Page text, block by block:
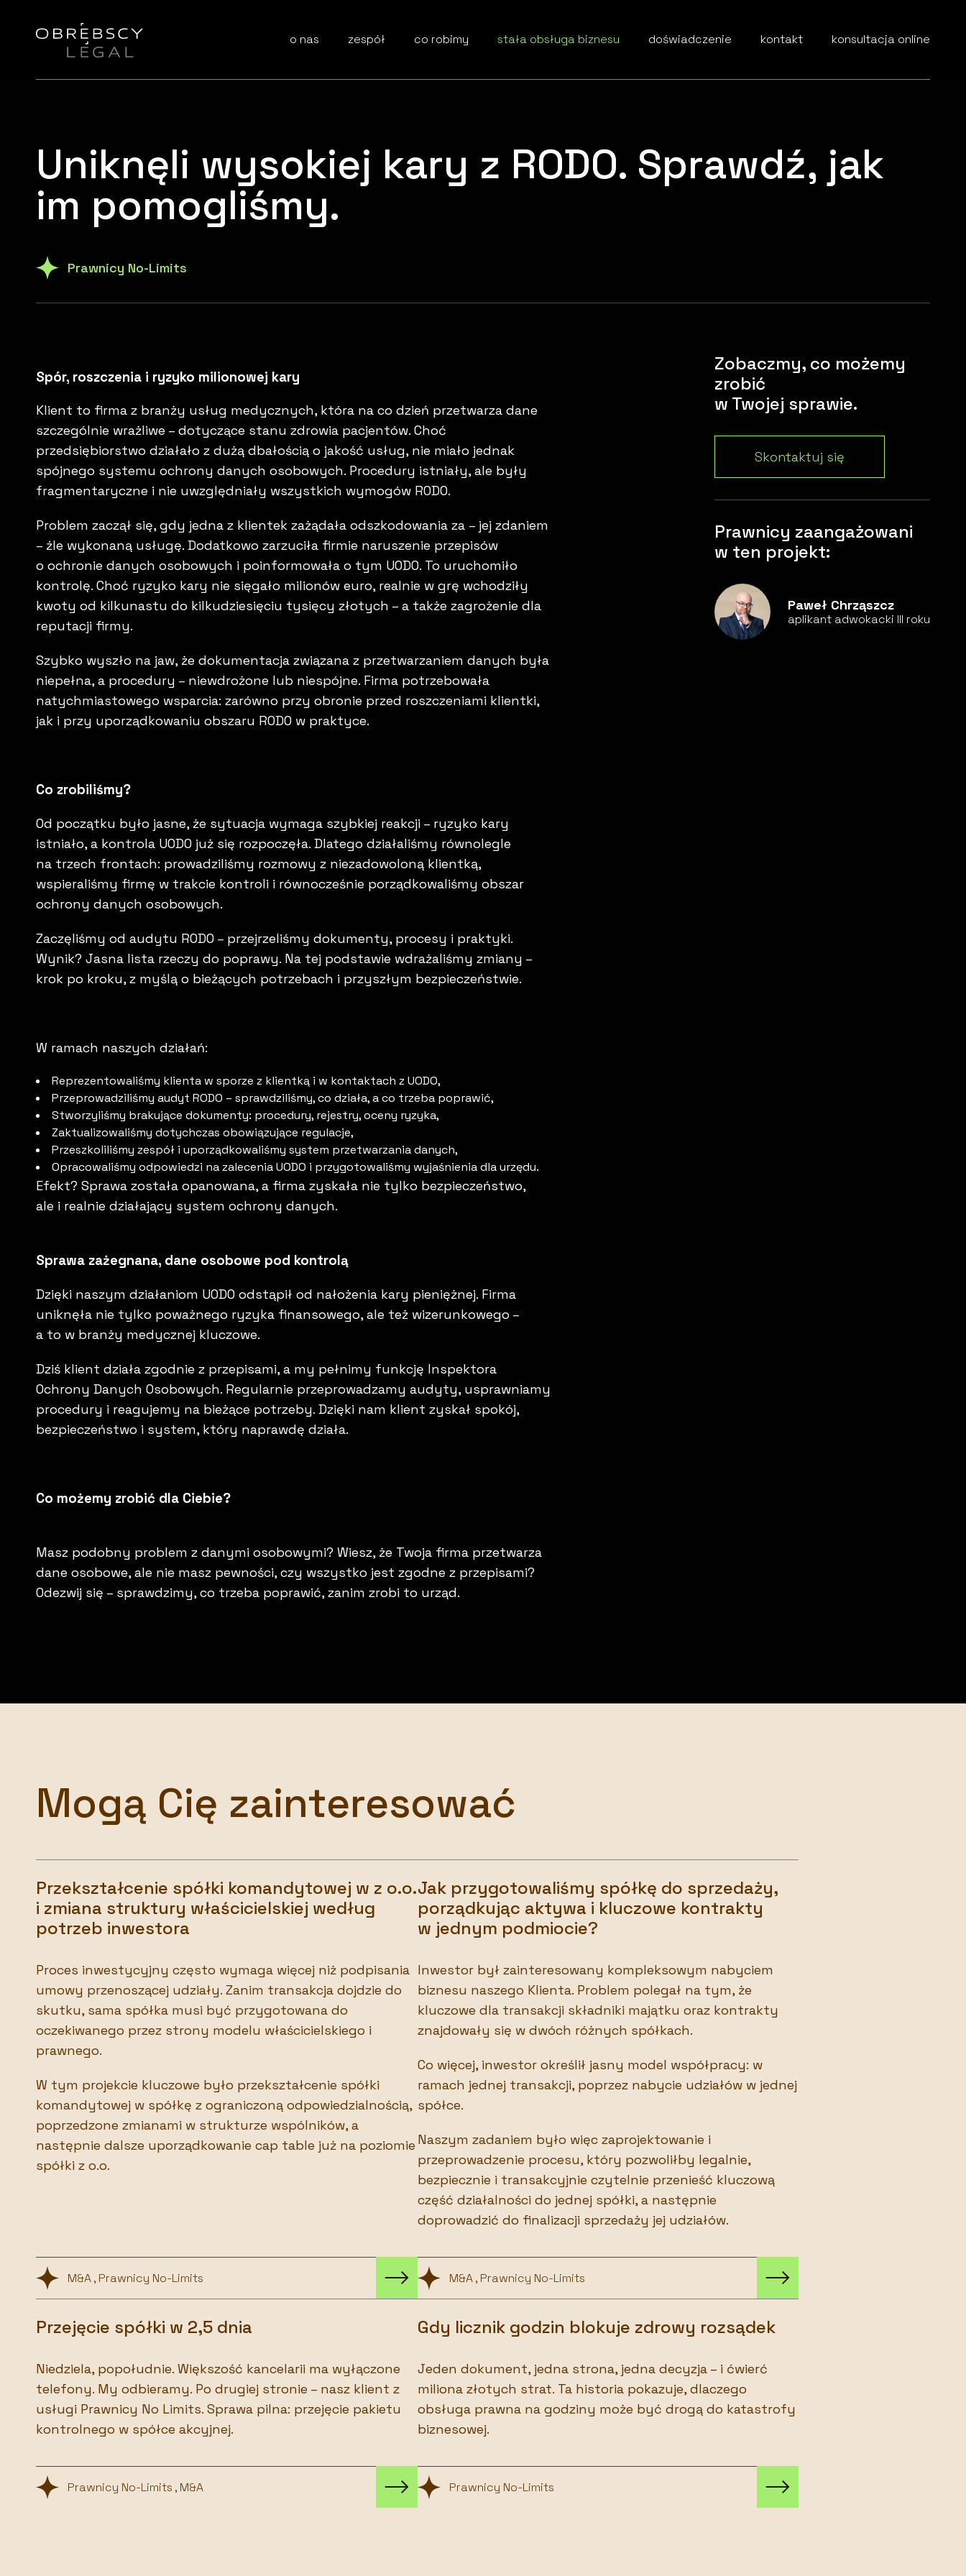
o nas zespół co robimy stała obsługa biznesu doświadczenie kontakt konsultacja online
Uniknęli wysokiej kary z RODO. Sprawdź, jak
im pomogliśmy.
Prawnicy No-Limits
Spór, roszczenia i ryzyko milionowej kary
Klient to firma z branży usług medycznych, która na co dzień przetwarza dane
szczególnie wrażliwe – dotyczące stanu zdrowia pacjentów. Choć
przedsiębiorstwo działało z dużą dbałością o jakość usług, nie miało jednak
spójnego systemu ochrony danych osobowych. Procedury istniały, ale były
fragmentaryczne i nie uwzględniały wszystkich wymogów RODO.
Problem zaczął się, gdy jedna z klientek zażądała odszkodowania za – jej zdaniem
– źle wykonaną usługę. Dodatkowo zarzuciła firmie naruszenie przepisów
o ochronie danych osobowych i poinformowała o tym UODO. To uruchomiło
kontrolę. Choć ryzyko kary nie sięgało milionów euro, realnie w grę wchodziły
kwoty od kilkunastu do kilkudziesięciu tysięcy złotych – a także zagrożenie dla
reputacji firmy.
Szybko wyszło na jaw, że dokumentacja związana z przetwarzaniem danych była
niepełna, a procedury – niewdrożone lub niespójne. Firma potrzebowała
natychmiastowego wsparcia: zarówno przy obronie przed roszczeniami klientki,
jak i przy uporządkowaniu obszaru RODO w praktyce.
Co zrobiliśmy?
Od początku było jasne, że sytuacja wymaga szybkiej reakcji – ryzyko kary
istniało, a kontrola UODO już się rozpoczęła. Dlatego działaliśmy równolegle
na trzech frontach: prowadziliśmy rozmowy z niezadowoloną klientką,
wspieraliśmy firmę w trakcie kontroli i równocześnie porządkowaliśmy obszar
ochrony danych osobowych.
Zaczęliśmy od audytu RODO – przejrzeliśmy dokumenty, procesy i praktyki.
Wynik? Jasna lista rzeczy do poprawy. Na tej podstawie wdrażaliśmy zmiany –
krok po kroku, z myślą o bieżących potrzebach i przyszłym bezpieczeństwie.
W ramach naszych działań:
Reprezentowaliśmy klienta w sporze z klientką i w kontaktach z UODO,
Przeprowadziliśmy audyt RODO – sprawdziliśmy, co działa, a co trzeba poprawić,
Stworzyliśmy brakujące dokumenty: procedury, rejestry, oceny ryzyka,
Zaktualizowaliśmy dotychczas obowiązujące regulacje,
Przeszkoliliśmy zespół i uporządkowaliśmy system przetwarzania danych,
Opracowaliśmy odpowiedzi na zalecenia UODO i przygotowaliśmy wyjaśnienia dla urzędu.
Efekt? Sprawa została opanowana, a firma zyskała nie tylko bezpieczeństwo,
ale i realnie działający system ochrony danych.
Sprawa zażegnana, dane osobowe pod kontrolą
Dzięki naszym działaniom UODO odstąpił od nałożenia kary pieniężnej. Firma
uniknęła nie tylko poważnego ryzyka finansowego, ale też wizerunkowego –
a to w branży medycznej kluczowe.
Dziś klient działa zgodnie z przepisami, a my pełnimy funkcję Inspektora
Ochrony Danych Osobowych. Regularnie przeprowadzamy audyty, usprawniamy
procedury i reagujemy na bieżące potrzeby. Dzięki nam klient zyskał spokój,
bezpieczeństwo i system, który naprawdę działa.
Co możemy zrobić dla Ciebie?
Masz podobny problem z danymi osobowymi? Wiesz, że Twoja firma przetwarza
dane osobowe, ale nie masz pewności, czy wszystko jest zgodne z przepisami?
Odezwij się – sprawdzimy, co trzeba poprawić, zanim zrobi to urząd.
Zobaczmy, co możemy
zrobić
w Twojej sprawie.
Skontaktuj się
Prawnicy zaangażowani
w ten projekt:
Paweł Chrząszcz
aplikant adwokacki III roku
Mogą Cię zainteresować
Przekształcenie spółki komandytowej w z o.o.
i zmiana struktury właścicielskiej według
potrzeb inwestora
Proces inwestycyjny często wymaga więcej niż podpisania
umowy przenoszącej udziały. Zanim transakcja dojdzie do
skutku, sama spółka musi być przygotowana do
oczekiwanego przez strony modelu właścicielskiego i
prawnego.
W tym projekcie kluczowe było przekształcenie spółki
komandytowej w spółkę z ograniczoną odpowiedzialnością,
poprzedzone zmianami w strukturze wspólników, a
następnie dalsze uporządkowanie cap table już na poziomie
spółki z o.o.
M&A , Prawnicy No-Limits
Jak przygotowaliśmy spółkę do sprzedaży,
porządkując aktywa i kluczowe kontrakty
w jednym podmiocie?
Inwestor był zainteresowany kompleksowym nabyciem
biznesu naszego Klienta. Problem polegał na tym, że
kluczowe dla transakcji składniki majątku oraz kontrakty
znajdowały się w dwóch różnych spółkach.
Co więcej, inwestor określił jasny model współpracy: w
ramach jednej transakcji, poprzez nabycie udziałów w jednej
spółce.
Naszym zadaniem było więc zaprojektowanie i
przeprowadzenie procesu, który pozwoliłby legalnie,
bezpiecznie i transakcyjnie czytelnie przenieść kluczową
część działalności do jednej spółki, a następnie
doprowadzić do finalizacji sprzedaży jej udziałów.
M&A , Prawnicy No-Limits
Przejęcie spółki w 2,5 dnia
Niedziela, popołudnie. Większość kancelarii ma wyłączone
telefony. My odbieramy. Po drugiej stronie – nasz klient z
usługi Prawnicy No Limits. Sprawa pilna: przejęcie pakietu
kontrolnego w spółce akcyjnej.
Prawnicy No-Limits , M&A
Gdy licznik godzin blokuje zdrowy rozsądek
Jeden dokument, jedna strona, jedna decyzja – i ćwierć
miliona złotych strat. Ta historia pokazuje, dlaczego
obsługa prawna na godziny może być drogą do katastrofy
biznesowej.
Prawnicy No-Limits